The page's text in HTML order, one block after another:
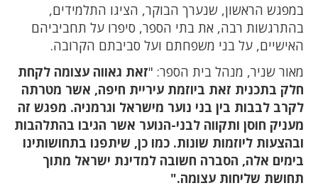
במפגש הראשון, שנערך הבוקר, הציגו התלמידים,
בהתרגשות רבה, את בתי הספר, סיפרו על תחביביהם
האישיים, על בני משפחתם ועל סביבתם הקרובה.
מאור שניר, מנהל בית הספר: "זאת גאווה עצומה לקחת
חלק בתכנית זאת ביוזמת עיריית חיפה, אשר מטרתה
לקרב לבבות בין בני נוער מישראל וגרמניה. מפגש זה
מעניק חוסן ותקווה לבני-הנוער אשר הגיבו בהתלהבות
ובהצעות ליוזמות שונות. כמו כן, שיתפנו בתחושותינו
בימים אלה, הסברה חשובה למדינת ישראל מתוך
תחושת שליחות עצומה."